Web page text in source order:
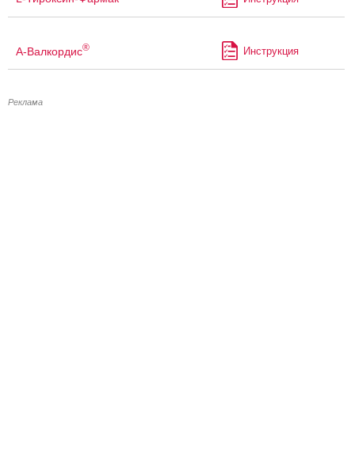
А-Валкордис® Инструкция
Реклама